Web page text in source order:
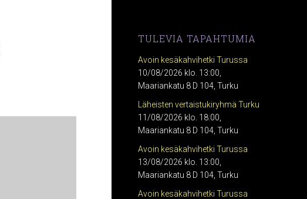
TULEVIA TAPAHTUMIA
Avoin kesäkahvihetki Turussa
10/08/2026 klo. 13:00,
Maariankatu 8 D 104, Turku
Läheisten vertaistukiryhmä Turku
11/08/2026 klo. 18:00,
Maariankatu 8 D 104, Turku
Avoin kesäkahvihetki Turussa
13/08/2026 klo. 13:00,
Maariankatu 8 D 104, Turku
Avoin kesäkahvihetki Turussa